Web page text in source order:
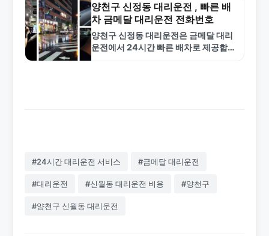
양천구 신정동 대리운전 , 빠른 배
차 금메달 대리운전 전화번호
양천구 신정동 대리운전은 금메달 대리
운전에서 24시간 빠른 배차로 제공합니
#24시간 대리운전 서비스 #금메달 대리운전
#대리운전 #신월동 대리운전 비용 #양천구
#양천구 신월동 대리운전